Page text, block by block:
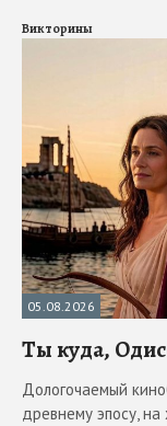
Викторины
05.08.2026
Ты куда,
Дологочаемый
древнему эпосу,